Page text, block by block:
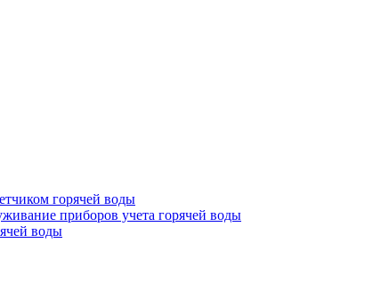
горячей воды
приборов учета горячей воды
воды